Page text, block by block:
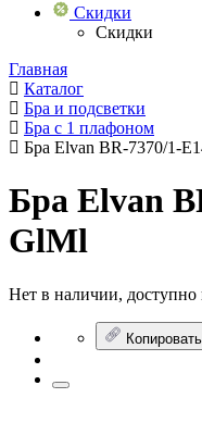
Скидки
Скидки
Главная
Каталог
Бра и подсветки
Бра с 1 плафоном
Бра Elvan BR-7370/1-
Бра Elvan
GlMl
Нет в наличии, доступно